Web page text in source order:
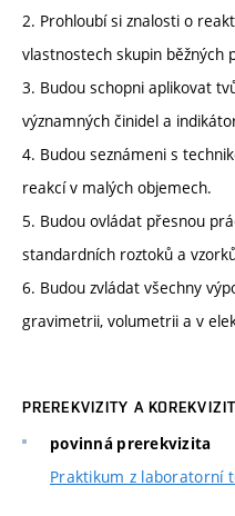
2. Prohloubí si znalosti o
vlastnostech skupin běžných
3. Budou schopni aplikovat
významných činidel a
4. Budou seznámeni s
reakcí v malých objemech.
5. Budou ovládat přesnou
standardních roztoků a
6. Budou zvládat všechny
gravimetrii, volumetrii a v
PREREKVIZITY A
povinná prerekvizita
Praktikum z laboratorní